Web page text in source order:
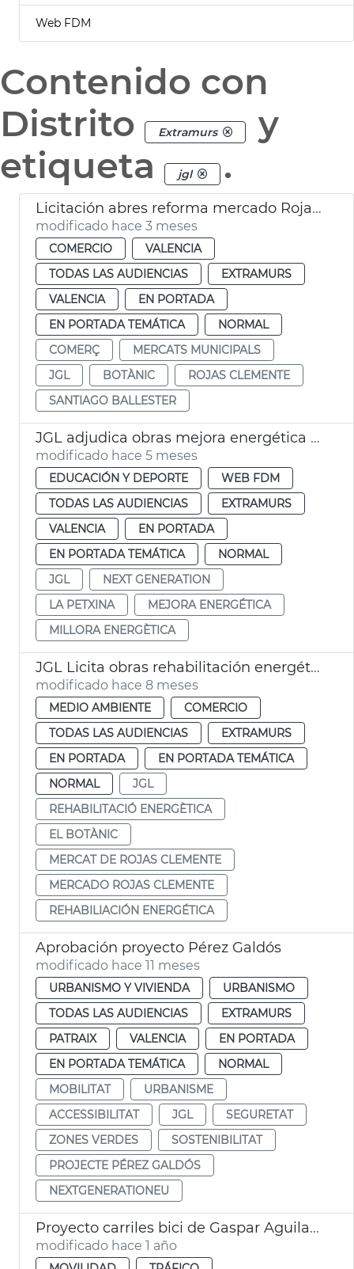
Web FDM
Contenido con
Distrito
Extramurs
y
etiqueta
jgl .
Licitación abres reforma mercado Rojas Clemente
modificado hace 3 meses
COMERCIO
VALENCIA
TODAS LAS AUDIENCIAS
EXTRAMURS
VALENCIA
EN PORTADA
EN PORTADA TEMÁTICA
NORMAL
COMERÇ
MERCATS MUNICIPALS
JGL
BOTÀNIC
ROJAS CLEMENTE
SANTIAGO BALLESTER
JGL adjudica obras mejora energética centro deportivo la Petxina València
modificado hace 5 meses
EDUCACIÓN Y DEPORTE
WEB FDM
TODAS LAS AUDIENCIAS
EXTRAMURS
VALENCIA
EN PORTADA
EN PORTADA TEMÁTICA
NORMAL
JGL
NEXT GENERATION
LA PETXINA
MEJORA ENERGÉTICA
MILLORA ENERGÈTICA
JGL Licita obras rehabilitación energética Mercat Rojas Clemente València
modificado hace 8 meses
MEDIO AMBIENTE
COMERCIO
TODAS LAS AUDIENCIAS
EXTRAMURS
EN PORTADA
EN PORTADA TEMÁTICA
NORMAL
JGL
REHABILITACIÓ ENERGÈTICA
EL BOTÀNIC
MERCAT DE ROJAS CLEMENTE
MERCADO ROJAS CLEMENTE
REHABILIACIÓN ENERGÉTICA
Aprobación proyecto Pérez Galdós
modificado hace 11 meses
URBANISMO Y VIVIENDA
URBANISMO
TODAS LAS AUDIENCIAS
EXTRAMURS
PATRAIX
VALENCIA
EN PORTADA
EN PORTADA TEMÁTICA
NORMAL
MOBILITAT
URBANISME
ACCESSIBILITAT
JGL
SEGURETAT
ZONES VERDES
SOSTENIBILITAT
PROJECTE PÉREZ GALDÓS
NEXTGENERATIONEU
Proyecto carriles bici de Gaspar Aguilar y Sant Vicent Màrtir
modificado hace 1 año